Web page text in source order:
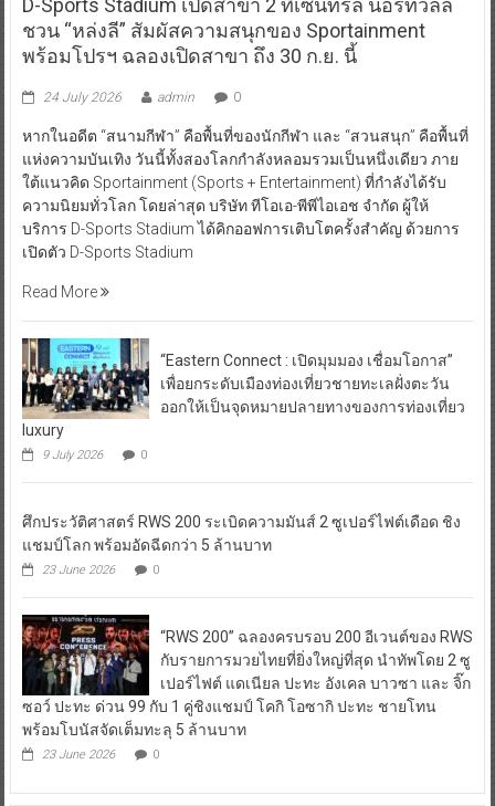
D-Sports Stadium เปิดสาขา 2 ที่เซ็นทรัล นอร์ทวิลล์
ชวน “หล่งลี” สัมผัสความสนุกของ Sportainment
พร้อมโปรฯ ฉลองเปิดสาขา ถึง 30 ก.ย. นี้
24 July 2026 admin 0
หากในอดีต “สนามกีฬา” คือพื้นที่ของนักกีฬา และ “สวนสนุก” คือพื้นที่
แห่งความบันเทิง วันนี้ทั้งสองโลกกำลังหลอมรวมเป็นหนึ่งเดียว ภาย
ใต้แนวคิด Sportainment (Sports + Entertainment) ที่กำลังได้รับ
ความนิยมทั่วโลก โดยล่าสุด บริษัท ทีโอเอ-พีพีไอเอช จำกัด ผู้ให้
บริการ D-Sports Stadium ได้คิกออฟการเติบโตครั้งสำคัญ ด้วยการ
เปิดตัว D-Sports Stadium
Read More
“Eastern Connect : เปิดมุมมอง เชื่อมโอกาส”
เพื่อยกระดับเมืองท่องเที่ยวชายทะเลฝั่งตะวัน
ออกให้เป็นจุดหมายปลายทางของการท่องเที่ยว
luxury
9 July 2026 0
ศึกประวัติศาสตร์ RWS 200 ระเบิดความมันส์ 2 ซูเปอร์ไฟต์เดือด ชิง
แชมป์โลก พร้อมอัดฉีดกว่า 5 ล้านบาท
23 June 2026 0
“RWS 200” ฉลองครบรอบ 200 อีเวนต์ของ RWS
กับรายการมวยไทยที่ยิ่งใหญ่ที่สุด นำทัพโดย 2 ซู
เปอร์ไฟต์ แดเนียล ปะทะ อังเคล บาวซา และ จิ๊ก
ซอว์ ปะทะ ด่วน 99 กับ 1 คู่ชิงแชมป์ โคกิ โอซากิ ปะทะ ชายโทน
พร้อมโบนัสจัดเต็มทะลุ 5 ล้านบาท
23 June 2026 0